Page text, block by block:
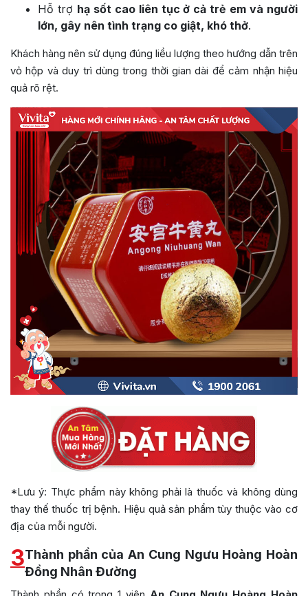
Hỗ trợ hạ sốt cao liên tục ở cả trẻ em và người
lớn, gây nên tình trạng co giật, khó thở.
Khách hàng nên sử dụng đúng liều lượng theo hướng dẫn trên
vỏ hộp và duy trì dùng trong thời gian dài để cảm nhận hiệu
quả rõ rệt.
*Lưu ý: Thực phẩm này không phải là thuốc và không dùng
thay thế thuốc trị bệnh. Hiệu quả sản phẩm tùy thuộc vào cơ
địa của mỗi người.
3Thành phần của An Cung Ngưu Hoàng Hoàn
Đồng Nhân Đường